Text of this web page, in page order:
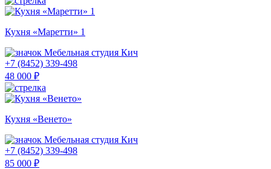
Кухня «Маретти» 1
Мебельная студия Кич
+7 (8452) 339-498
48 000 ₽
Кухня «Венето»
Мебельная студия Кич
+7 (8452) 339-498
85 000 ₽